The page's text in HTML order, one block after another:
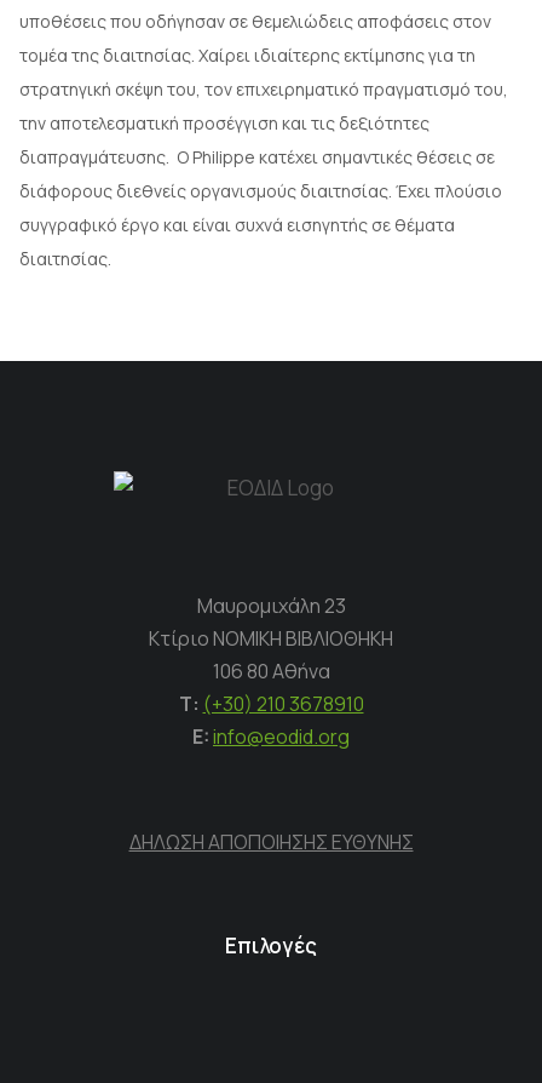
υποθέσεις που οδήγησαν σε θεμελιώδεις αποφάσεις στον
τομέα της διαιτησίας. Χαίρει ιδιαίτερης εκτίμησης για τη
στρατηγική σκέψη του, τον επιχειρηματικό πραγματισμό του,
την αποτελεσματική προσέγγιση και τις δεξιότητες
διαπραγμάτευσης. Ο Philippe κατέχει σημαντικές θέσεις σε
διάφορους διεθνείς οργανισμούς διαιτησίας. Έχει πλούσιο
συγγραφικό έργο και είναι συχνά εισηγητής σε θέματα
διαιτησίας.
Μαυρομιχάλη 23
Κτίριο ΝΟΜΙΚΗ ΒΙΒΛΙΟΘΗΚΗ
106 80 Αθήνα
Τ: (+30) 210 3678910
E:info@eodid.org
ΔΗΛΩΣΗ ΑΠΟΠΟΙΗΣΗΣ ΕΥΘΥΝΗΣ
Επιλογές